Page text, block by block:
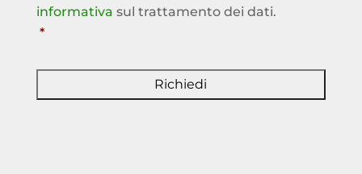
informativa sul trattamento dei dati.
*